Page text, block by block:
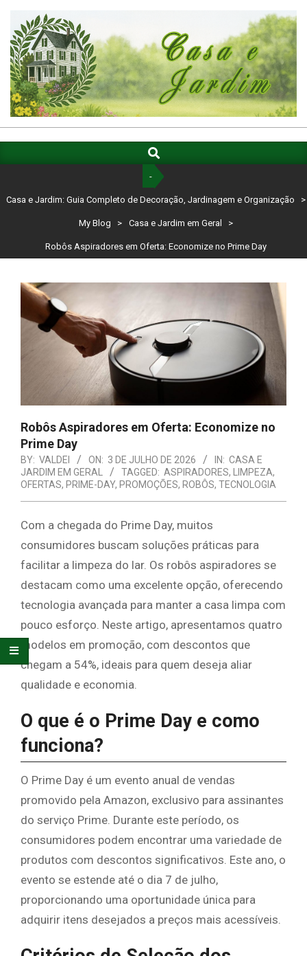
content
CASA
E
GUIA
COMPLETO
JARDINAGEM
E
ORGANIZAÇÃO
Navigation
Search
-
Casa e Jardim: Guia Completo de Decoração, Jardinagem e Organização >
My Blog > Casa e Jardim em Geral >
Robôs Aspiradores em Oferta: Economize no Prime Day
Robôs Aspiradores em Oferta: Economize no
Prime Day
BY: VALDEI ON: 3 DE JULHO DE 2026 IN: CASA E
JARDIM EM GERAL
TAGGED: ASPIRADORES, LIMPEZA,
OFERTAS, PRIME-DAY, PROMOÇÕES, ROBÔS, TECNOLOGIA
Com a chegada do Prime Day, muitos
consumidores buscam soluções práticas para
facilitar a limpeza do lar. Os robôs aspiradores se
destacam como uma excelente opção, oferecendo
tecnologia avançada para manter a casa limpa com
pouco esforço. Neste artigo, apresentamos quatro
modelos em promoção, com descontos que
chegam a 54%, ideais para quem deseja aliar
qualidade e economia.
O que é o Prime Day e como
funciona?
O Prime Day é um evento anual de vendas
promovido pela Amazon, exclusivo para assinantes
do serviço Prime. Durante este período, os
consumidores podem encontrar uma variedade de
produtos com descontos significativos. Este ano, o
evento se estende até o dia 7 de julho,
proporcionando uma oportunidade única para
adquirir itens desejados a preços mais acessíveis.